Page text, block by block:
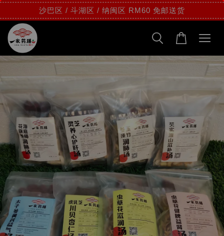
沙巴区 / 斗湖区 / 纳闽区 RM60 免邮送货